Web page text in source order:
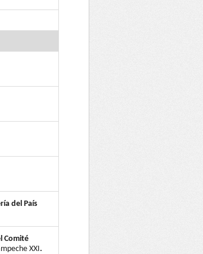
del País
Comité
XXI.